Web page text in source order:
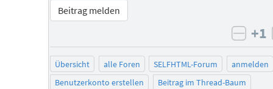
Beitrag melden
+1
Übersicht alle Foren SELFHTML-Forum
anmelden
Benutzerkonto erstellen
Beitrag im Thread-Baum